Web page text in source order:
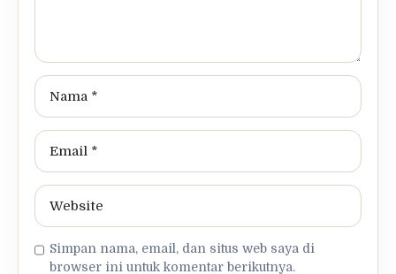
Simpan nama, email, dan situs web saya di
browser ini untuk komentar berikutnya.